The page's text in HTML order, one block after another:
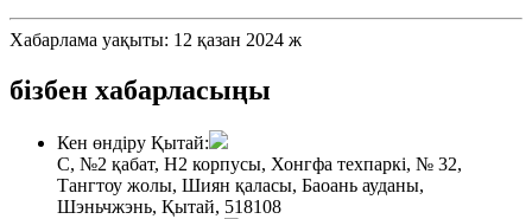
Хабарлама уақыты: 12 қазан 2024 ж
бізбен хабарласыңы
Кен өндіру Қытай:
C, №2 қабат, H2 корпусы, Хонгфа техпаркі, № 32,
Тангтоу жолы, Шиян қаласы, Баоань ауданы,
Шэньчжэнь, Қытай, 518108